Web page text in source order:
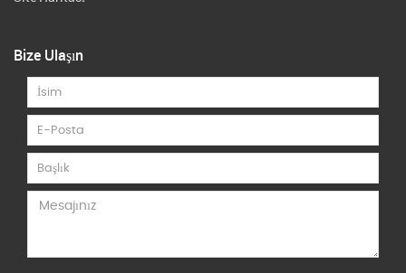
Bize Ulaşın